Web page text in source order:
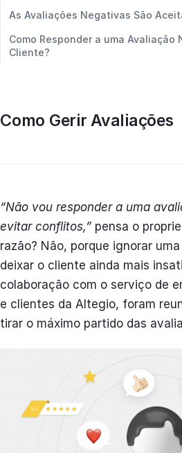
As Avaliações Negativas São
Como Responder a uma Avaliação
Cliente?
Como Gerir Avaliações
“Não vou responder a uma
evitar conflitos,” pensa o
razão? Não, porque ignorar
deixar o cliente ainda mais
colaboração com o serviço de
e clientes da Altegio, foram
tirar o máximo partido das